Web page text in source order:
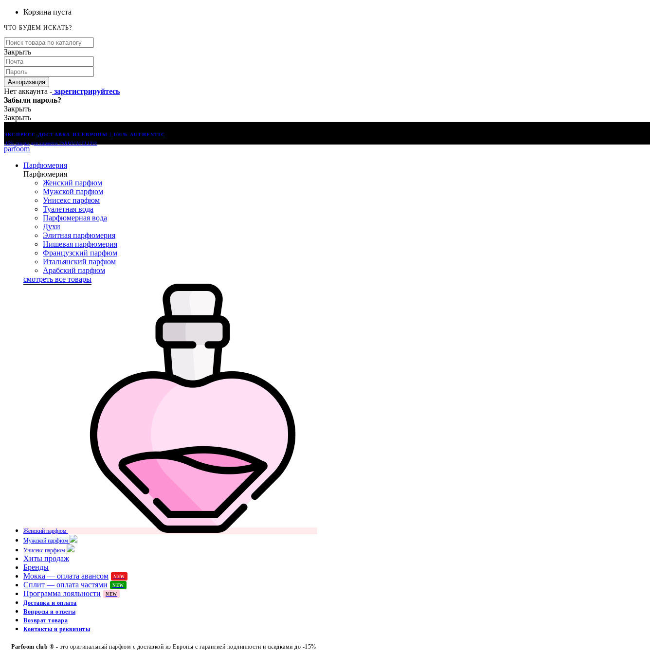
Корзина пуста
ЧТО БУДЕМ ИСКАТЬ?
Закрыть
Авторизация
Нет аккаунта - зарегистрируйтесь
Забыли пароль?
Закрыть
Закрыть
ЭКСПРЕСС-ДОСТАВКА ИЗ ЕВРОПЫ | 100% AUTHENTIC
-15% скидка для клиентов PARFOOM CLUB®
parfoom
Парфюмерия
Парфюмерия
Женский парфюм
Мужской парфюм
Унисекс парфюм
Туалетная вода
Парфюмерная вода
Духи
Элитная парфюмерия
Нишевая парфюмерия
Французский парфюм
Итальянский парфюм
Арабский парфюм
смотреть все товары
Женский парфюм
Мужской парфюм
Унисекс парфюм
Хиты продаж
Бренды
Мокка — оплата авансом
NEW
Сплит — оплата частями NEW
Программа лояльности NEW
Доставка и оплата
Вопросы и ответы
Возврат товара
Контакты и реквизиты
Parfoom club ® - это оригинальный парфюм с доставкой из Европы с гарантией подлинности и скидками до -15%